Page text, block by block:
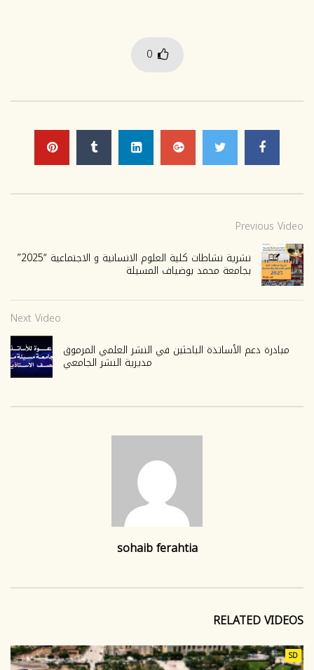
0
Previous Video
نشرية نشاطات كلية العلوم الانسانية و الاجتماعية “2025”
بجامعة محمد بوضياف المسيلة
Next Video
مبادرة دعم الأساتذة الباحثين في النشر العلمي المرموق
مديرية النشر الجامعي
sohaib ferahtia
RELATED VIDEOS
SD